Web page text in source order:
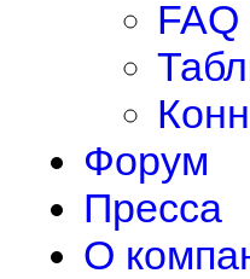
FAQ
Форум
Пресса
О